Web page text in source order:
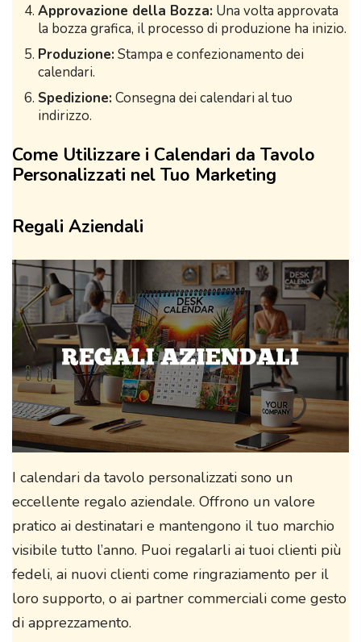
Approvazione della Bozza: Una volta approvata
la bozza grafica, il processo di produzione ha inizio.
Produzione: Stampa e confezionamento dei
calendari.
Spedizione: Consegna dei calendari al tuo
indirizzo.
Come Utilizzare i Calendari da Tavolo
Personalizzati nel Tuo Marketing
Regali Aziendali
I calendari da tavolo personalizzati sono un
eccellente regalo aziendale. Offrono un valore
pratico ai destinatari e mantengono il tuo marchio
visibile tutto l’anno. Puoi regalarli ai tuoi clienti più
fedeli, ai nuovi clienti come ringraziamento per il
loro supporto, o ai partner commerciali come gesto
di apprezzamento.